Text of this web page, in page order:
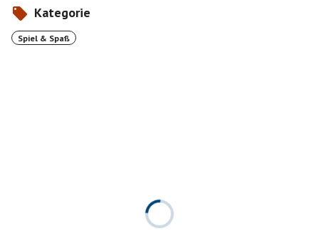
Kategorie
Spiel & Spaß